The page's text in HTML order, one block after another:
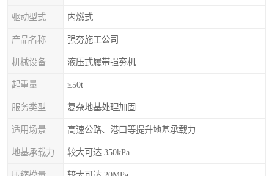
驱动型式 内燃式
产品名称 强夯施工公司
机械设备 液压式履带强夯机
起重量 ≥50t
服务类型 复杂地基处理加固
适用场景 高速公路、港口等提升地基承载力
较大可达 350kPa